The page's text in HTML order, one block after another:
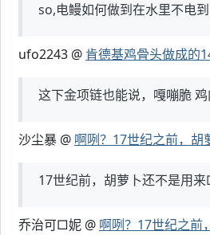
so,电鳗如何做到在水里不电到
ufo2243 @ 肯德基鸡骨头做成的
这下金项链也能说，嘎嘣脆 鸡
沙尘暴 @ 啊咧？17世纪之前，胡
17世纪前，胡萝卜还不是用
乔治可□妮 @ 啊咧？17世纪之前